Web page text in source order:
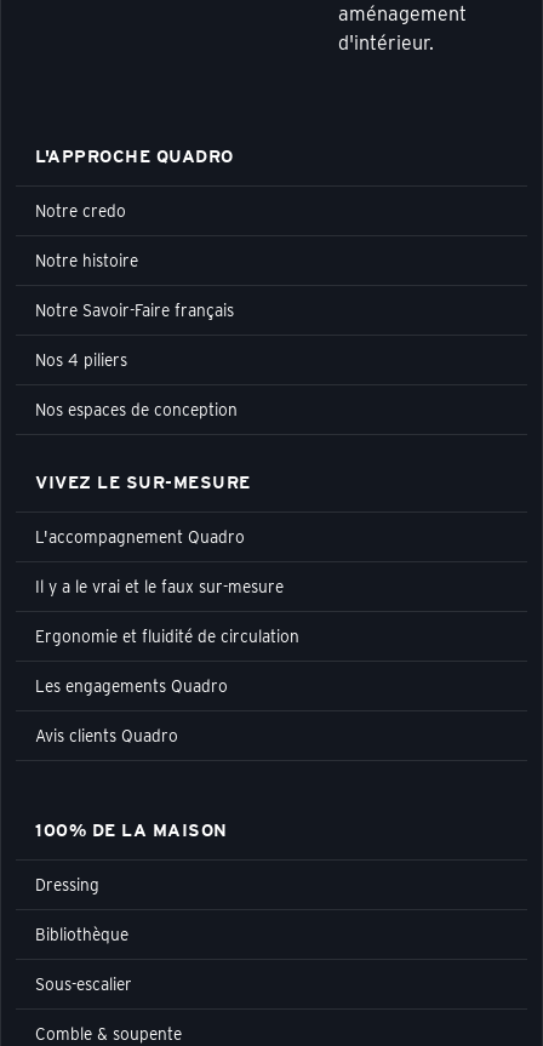
aménagement
d'intérieur.
L'APPROCHE QUADRO
Notre credo
Notre histoire
Notre Savoir-Faire français
Nos 4 piliers
Nos espaces de conception
VIVEZ LE SUR-MESURE
L'accompagnement Quadro
Il y a le vrai et le faux sur-mesure
Ergonomie et fluidité de circulation
Les engagements Quadro
Avis clients Quadro
100% DE LA MAISON
Dressing
Bibliothèque
Sous-escalier
Comble & soupente